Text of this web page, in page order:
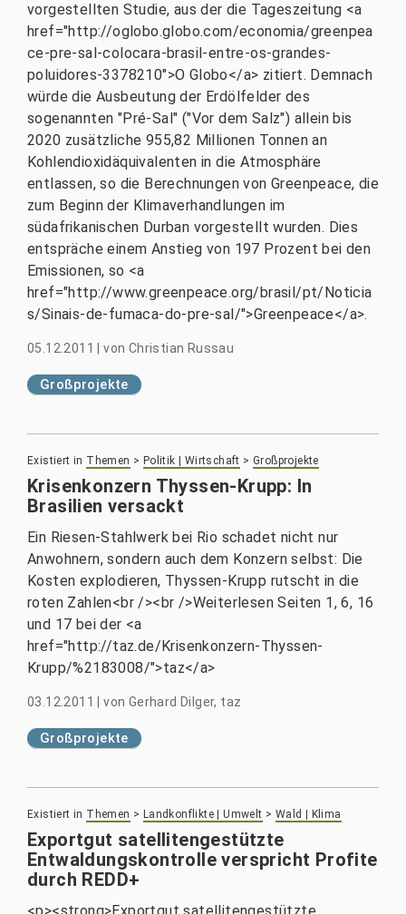
vorgestellten Studie, aus der die Tageszeitung <a
href="http://oglobo.globo.com/economia/greenpea
ce-pre-sal-colocara-brasil-entre-os-grandes-
poluidores-3378210">O Globo</a> zitiert. Demnach
würde die Ausbeutung der Erdölfelder des
sogenannten "Pré-Sal" ("Vor dem Salz") allein bis
2020 zusätzliche 955,82 Millionen Tonnen an
Kohlendioxidäquivalenten in die Atmosphäre
entlassen, so die Berechnungen von Greenpeace, die
zum Beginn der Klimaverhandlungen im
südafrikanischen Durban vorgestellt wurden. Dies
entspräche einem Anstieg von 197 Prozent bei den
Emissionen, so <a
href="http://www.greenpeace.org/brasil/pt/Noticia
s/Sinais-de-fumaca-do-pre-sal/">Greenpeace</a>.
05.12.2011 |von Christian Russau
Großprojekte
Existiert in Themen > Politik | Wirtschaft >Großprojekte
Krisenkonzern Thyssen-Krupp: In
Brasilien versackt
Ein Riesen-Stahlwerk bei Rio schadet nicht nur
Anwohnern, sondern auch dem Konzern selbst: Die
Kosten explodieren, Thyssen-Krupp rutscht in die
roten Zahlen<br /><br />Weiterlesen Seiten 1, 6, 16
und 17 bei der <a
href="http://taz.de/Krisenkonzern-Thyssen-
Krupp/%2183008/">taz</a>
03.12.2011 |von Gerhard Dilger, taz
Großprojekte
Existiert in Themen > Landkonflikte | Umwelt > Wald | Klima
Exportgut satellitengestützte
Entwaldungskontrolle verspricht Profite
durch REDD+